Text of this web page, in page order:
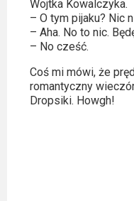
Disney+
HBO
Netflix
Wojtka Kowalczyka.
– O tym pijaku? Nic
– Aha. No to nic.
– No cześć.
Coś mi mówi, że
romantyczny
Dropsiki. Howgh!